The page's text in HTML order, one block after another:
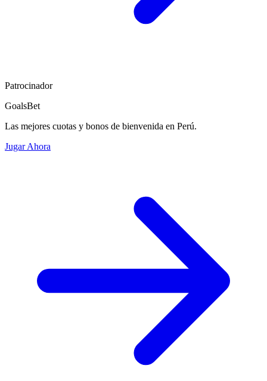
Patrocinador
GoalsBet
Las mejores cuotas y bonos de bienvenida en Perú.
Jugar Ahora